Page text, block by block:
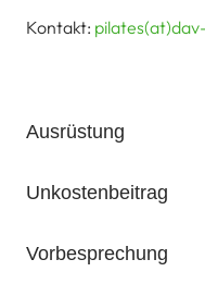
Kontakt:
Ausrüstung
Unkostenbeitrag
Vorbesprechung